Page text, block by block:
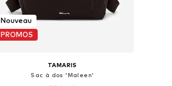
Nouveau
PROMOS
TAMARIS
Sac à dos 'Maleen'